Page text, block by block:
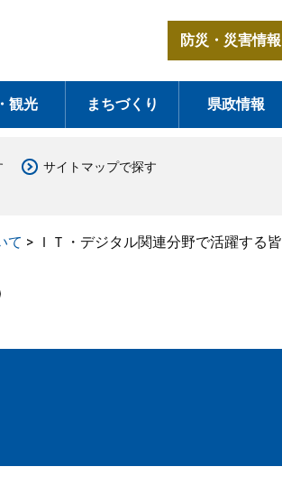
防災・災害情報
観光 まちづくり 県政情報
サイトマップで探す
て > ＩＴ・デジタル関連分野で活躍する皆